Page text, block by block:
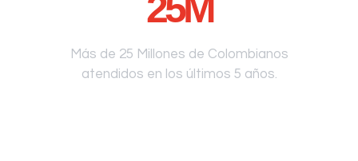
Más de 25 Millones de Colombianos
atendidos en los últimos 5 años.